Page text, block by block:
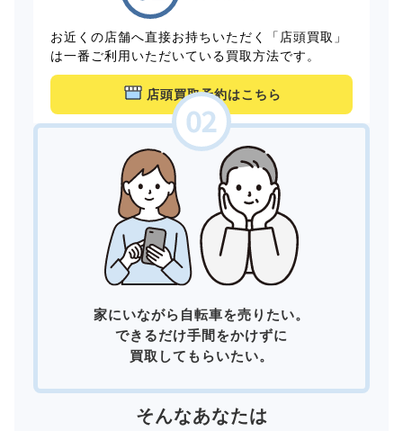
お近くの店舗へ直接お持ちいただく「店頭買取」
は一番ご利用いただいている買取方法です。
店頭買取予約はこちら
家にいながら自転車を売りたい。
できるだけ手間をかけずに
買取してもらいたい。
そんなあなたは